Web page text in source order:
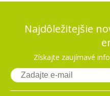
Najdôležitejšie
Získajte zaujímavé